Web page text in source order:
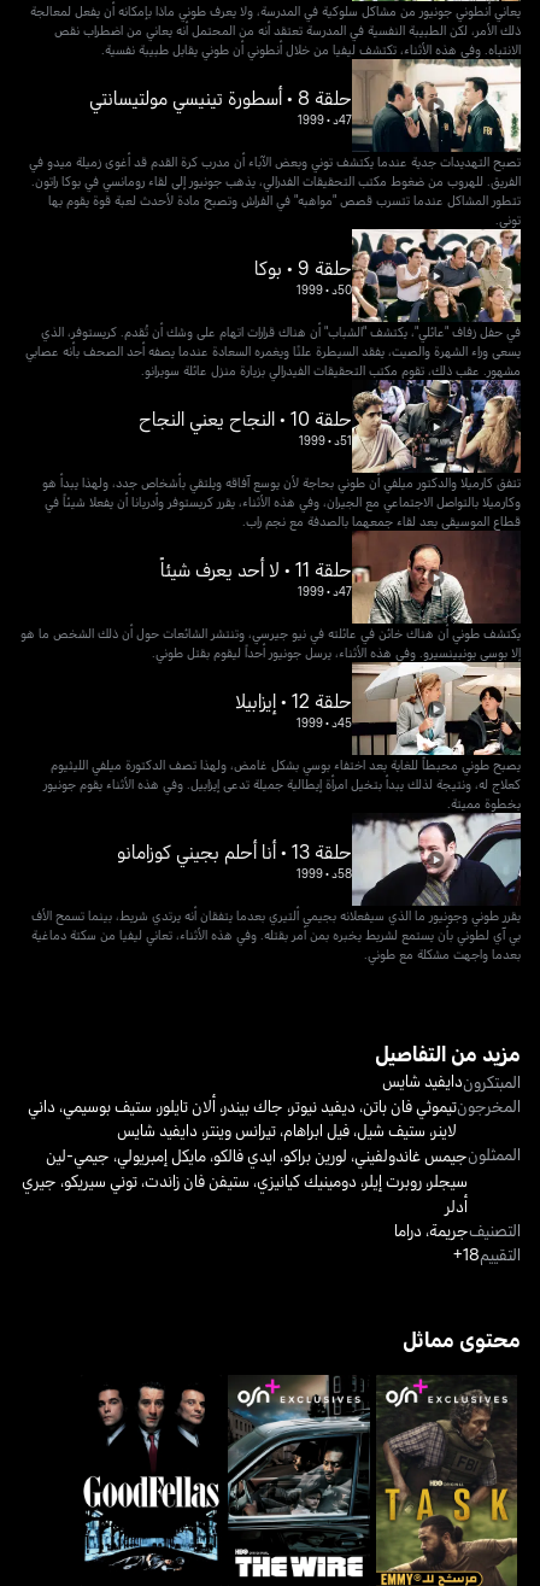
يعاني أنطوني جونيور من مشاكل سلوكية في المدرسة، ولا يعرف طوني ماذا بإمكانه أن يفعل لمعالجة
ذلك الأمر، لكن الطبيبة النفسية في المدرسة تعتقد أنه من المحتمل أنه يعاني من اضطراب نقص
الانتباه. وفي هذه الأثناء، تكتشف ليفيا من خلال أنطوني أن طوني يقابل طبيبة نفسية.
حلقة 8 • أسطورة تينيسي مولتيسانتي
47د •
1999
تصبح التهديدات جدية عندما يكتشف توني وبعض الآباء أن مدرب كرة القدم قد أغوى زميلة ميدو في
الفريق. للهروب من ضغوط مكتب التحقيقات الفدرالي، يذهب جونيور إلى لقاء رومانسي في بوكا راتون.
تتطور المشاكل عندما تتسرب قصص "مواهبه" في الفراش وتصبح مادة لأحدث لعبة قوة يقوم بها
توني.
حلقة 9 • بوكا
50د •
1999
في حفل زفاف "عائلي"، يكتشف "الشباب" أن هناك قرارات اتهام على وشك أن تُقدم. كريستوفر، الذي
يسعى وراء الشهرة والصيت، يفقد السيطرة علنًا ويغمره السعادة عندما يصفه أحد الصحف بأنه عصابي
مشهور. عقب ذلك، تقوم مكتب التحقيقات الفيدرالي بزيارة منزل عائلة سوبرانو.
حلقة 10 • النجاح يعني النجاح
51د •
1999
تتفق كارميلا والدكتور ميلفي أن طوني بحاجة لأن يوسع آفاقه ويلتقي بأشخاص جدد، ولهذا يبدأ هو
وكارميلا بالتواصل الاجتماعي مع الجيران، وفي هذه الأثناء، يقرر كريستوفر وأدريانا أن يفعلا شيئاً في
قطاع الموسيقى بعد لقاء جمعهما بالصدفة مع نجم راب.
حلقة 11 • لا أحد يعرف شيئاً
47د •
1999
يكتشف طوني أن هناك خائن في عائلته في نيو جيرسي، وتنتشر الشائعات حول أن ذلك الشخص ما هو
إلا بوسي بونبينسيرو. وفي هذه الأثناء، يرسل جونيور أحداً ليقوم بقتل طوني.
حلقة 12 • إيزابيلا
45د •
1999
يصبح طوني محبطاً للغاية بعد اختفاء بوسي بشكل غامض، ولهذا تصف الدكتورة ميلفي الليثيوم
كعلاج له، ونتيجة لذلك يبدأ بتخيل امرأة إيطالية جميلة تدعى إيزابيل. وفي هذه الأثناء يقوم جونيور
بخطوة مميتة.
حلقة 13 • أنا أحلم بجيني كوزامانو
58د •
1999
يقرر طوني وجونيور ما الذي سيفعلانه بجيمي ألتيري بعدما يتفقان أنه يرتدي شريط، بينما تسمح الأف
بي آي لطوني بأن يستمع لشريط يخبره بمن أمر بقتله. وفي هذه الأثناء، تعاني ليفيا من سكتة دماغية
بعدما واجهت مشكلة مع طوني.
مزيد من التفاصيل
المبتكروندايفيد شايس
المخرجونتيموثي فان باتن، ديفيد نيوتر، جاك بيندر، ألان تايلور، ستيف بوسيمي، داني
لاينر، ستيف شيل،فيل ابراهام،تيرانس وينتر، دايفيد شايس
الممثلونجيمس غاندولفيني، لورين براكو، ايدي فالكو،مايكل إمبريولي، جيمي-لين
سيجلر،روبرت إيلر، دومينيك كيانيزي، ستيفن فان زاندت،توني سيريكو، جيري
أدلر
التصنيفجريمة، دراما
التقييم18+
محتوى مماثل
تاسك ذا واير غودفيلاز